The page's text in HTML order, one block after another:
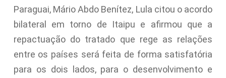
Paraguai, Mário Abdo Benítez, Lula citou o acordo
bilateral em torno de Itaipu e afirmou que a
repactuação do tratado que rege as relações
entre os países será feita de forma satisfatória
para os dois lados, para o desenvolvimento e